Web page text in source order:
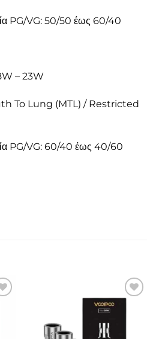
PG/VG: 50/50 έως 60/40
– 23W
To Lung (MTL) / Restricted
PG/VG: 60/40 έως 40/60
Πρόσθήκη
στην λίστα
επιθυμιών